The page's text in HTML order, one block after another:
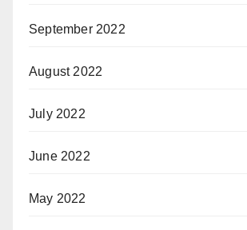
September 2022
August 2022
July 2022
June 2022
May 2022